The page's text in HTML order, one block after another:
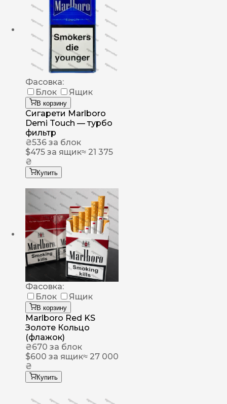
Фасовка:
Блок
Ящик
В корзину
Сигарети Marlboro
Demi Touch — турбо
фильтр
₴536 за блок
$475 за ящик≈ 21 375
₴
Купить
Фасовка:
Блок
Ящик
В корзину
Marlboro Red KS
Золоте Кольцо
(флажок)
₴670 за блок
$600 за ящик≈ 27 000
₴
Купить